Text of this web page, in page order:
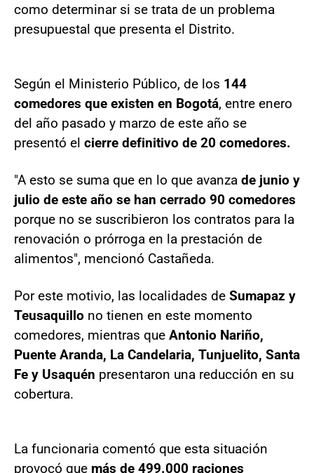
como determinar si se trata de un problema
presupuestal que presenta el Distrito.
Según el Ministerio Público, de los 144
comedores que existen en Bogotá, entre enero
del año pasado y marzo de este año se
presentó el cierre definitivo de 20 comedores.
"A esto se suma que en lo que avanza de junio y
julio de este año se han cerrado 90 comedores
porque no se suscribieron los contratos para la
renovación o prórroga en la prestación de
alimentos", mencionó Castañeda.
Por este motivio, las localidades de Sumapaz y
Teusaquillo no tienen en este momento
comedores, mientras que Antonio Nariño,
Puente Aranda, La Candelaria, Tunjuelito, Santa
Fe y Usaquén presentaron una reducción en su
cobertura.
La funcionaria comentó que esta situación
provocó que más de 499.000 raciones